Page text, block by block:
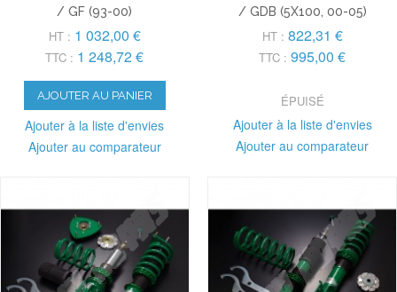
/ GF (93-00)
HT : 1 032,00 €
TTC : 1 248,72 €
AJOUTER AU PANIER
Ajouter à la liste d'envies
Ajouter au comparateur
/ GDB (5X100, 00-05)
HT : 822,31 €
TTC : 995,00 €
ÉPUISÉ
Ajouter à la liste d'envies
Ajouter au comparateur